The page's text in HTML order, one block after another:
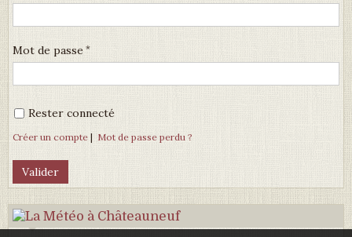
Mot de passe
Rester connecté
Créer un compte | Mot de passe perdu ?